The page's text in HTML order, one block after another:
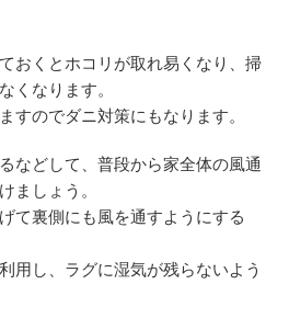
おくとホコリが取れ易くなり、掃
くなります。
すのでダニ対策にもなります。
などして、普段から家全体の風通
ましょう。
て裏側にも風を通すようにする
用し、ラグに湿気が残らないよう